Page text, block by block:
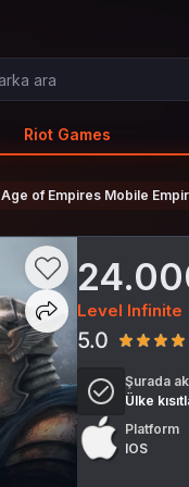
Riot Games
Age of Empires Mobile
Level Infinite
5.0
Şurada
Ülke
Platform
IOS